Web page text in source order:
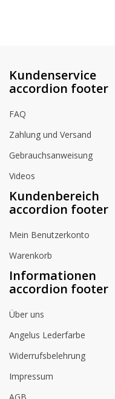
Kundenservice
accordion footer
FAQ
Zahlung und Versand
Gebrauchsanweisung
Videos
Kundenbereich
accordion footer
Mein Benutzerkonto
Warenkorb
Informationen
accordion footer
Über uns
Angelus Lederfarbe
Widerrufsbelehrung
Impressum